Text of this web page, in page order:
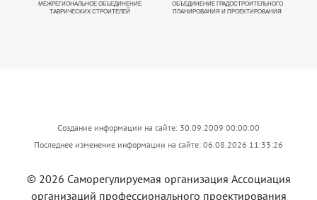
МЕЖРЕГИОНАЛЬНОЕ ОБЪЕДИНЕНИЕ
ТАВРИЧЕСКИХ СТРОИТЕЛЕЙ
ОБЪЕДИНЕНИЕ ГРАДОСТРОИТЕЛЬНОГО
ПЛАНИРОВАНИЯ И ПРОЕКТИРОВАНИЯ
Создание информации на сайте: 30.09.2009 00:00:00
Последнее изменение информации на сайте: 06.08.2026 11:33:26
© 2026 Саморегулируемая организация Ассоциация
организаций профессионального проектирования